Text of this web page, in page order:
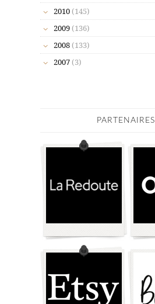
2010 (145)
2009 (136)
2008 (133)
2007 (3)
PARTENAIRES